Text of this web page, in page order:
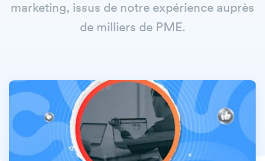
marketing, issus de notre expérience auprès
de milliers de PME.